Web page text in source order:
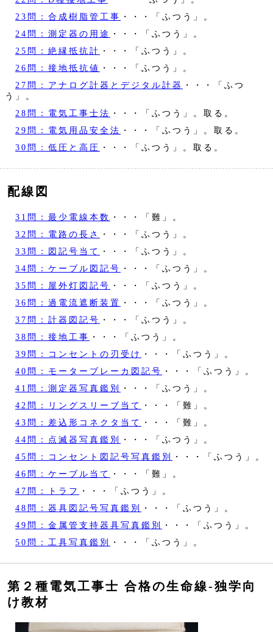
23問：合成樹脂管工事 ・・・「ふつう」。
24問：測定器の用途
・・・「ふつう」。
25問：絶縁抵抗計 ・・・「ふつう」。
26問：接地抵抗値
・・・「ふつう」。
27問：アナログ計器とデジタル計器
・・・「ふつ
う」。
28問：電気工事士法 ・・・「ふつう」。取る。
29問：電気用品安全法 ・・・「ふつう」。取る。
30問：低圧と高圧 ・・・「ふつう」。取る。
配線図
31問：最少電線本数
・・・「難」。
32問：電路の長さ
・・・「ふつう」。
33問：図記号当て
・・・「ふつう」。
34問：ケーブル図記号 ・・・「ふつう」。
35問：屋外灯図記号 ・・・「ふつう」。
36問：過電流遮断装置 ・・・「ふつう」。
37問：計器図記号 ・・・「ふつう」。
38問：接地工事 ・・・「ふつう」。
39問：コンセントの刃受け
・・・「ふつう」。
40問：モーターブレーカ図記号 ・・・「ふつう」。
41問：測定器写真鑑別
・・・「ふつう」。
42問：リングスリーブ当て
・・・「難」。
43問：差込形コネクタ当て
・・・「難」。
44問：点滅器写真鑑別
・・・「ふつう」。
45問：コンセント図記号写真鑑別
・・・「ふつう」。
46問：ケーブル当て
・・・「難」。
47問：トラフ
・・・「ふつう」。
48問：器具図記号写真鑑別
・・・「ふつう」。
49問：金属管支持器具写真鑑別
・・・「ふつう」。
50問：工具写真鑑別
・・・「ふつう」。
第２種電気工事士 合格の生命線‐独学向
け教材